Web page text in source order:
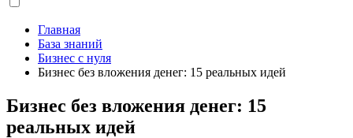
Главная
База знаний
Бизнес с нуля
Бизнес без вложения денег: 15 реальных идей
Бизнес без вложения денег: 15
реальных идей